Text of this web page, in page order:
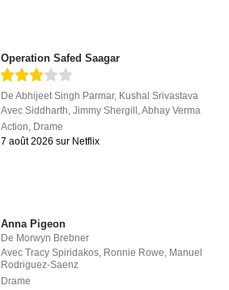
Operation Safed Saagar
DeAbhijeet Singh Parmar, Kushal Srivastava
AvecSiddharth,Jimmy Shergill ,Abhay Verma
Action, Drame
7 août 2026 sur Netflix
Anna Pigeon
De Morwyn Brebner
AvecTracy Spiridakos Ronnie Rowe Manuel
Rodriguez-Saenz
Drame